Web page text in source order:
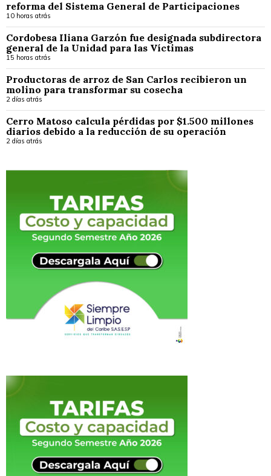
reforma del Sistema General de Participaciones
10 horas atrás
Cordobesa Iliana Garzón fue designada subdirectora
general de la Unidad para las Víctimas
15 horas atrás
Productoras de arroz de San Carlos recibieron un
molino para transformar su cosecha
2 días atrás
Cerro Matoso calcula pérdidas por $1.500 millones
diarios debido a la reducción de su operación
2 días atrás